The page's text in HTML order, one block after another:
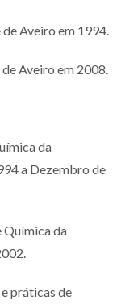
Aveiro em 1994.
Aveiro em 2008.
da
a Dezembro de
Química da
práticas de